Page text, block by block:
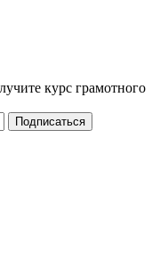
курс грамотного